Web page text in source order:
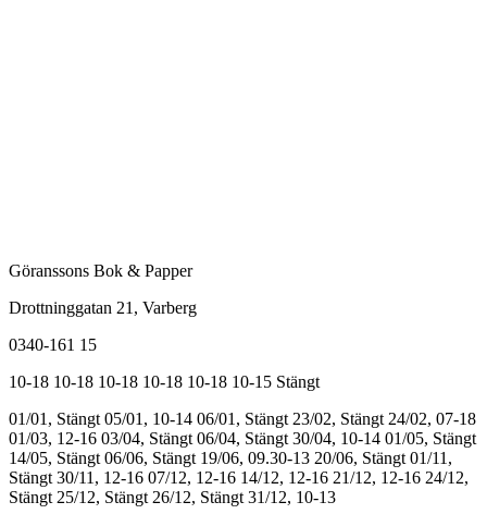
Göranssons Bok & Papper
Drottninggatan 21 , Varberg
0340-161 15
10-18 10-18 10-18 10-18 10-18 10-15 Stängt
01/01, Stängt 05/01, 10-14 06/01, Stängt 23/02, Stängt 24/02, 07-18
01/03, 12-16 03/04, Stängt 06/04, Stängt 30/04, 10-14 01/05, Stängt
14/05, Stängt 06/06, Stängt 19/06, 09.30-13 20/06, Stängt 01/11,
Stängt 30/11, 12-16 07/12, 12-16 14/12, 12-16 21/12, 12-16 24/12,
Stängt 25/12, Stängt 26/12, Stängt 31/12, 10-13